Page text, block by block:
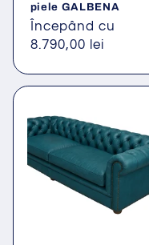
piele GALBENA
Preț
obișnuit
Începând cu
8.790,00 lei